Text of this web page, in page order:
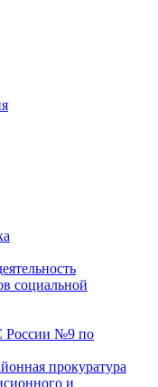
социальной
№9 по
прокуратура
и